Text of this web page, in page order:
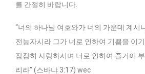
를 간절히 바랍니다.
“너의 하나님 여호와가 너의 가운데 계시
전능자시라 그가 너로 인하여 기쁨을 이
잠잠히 사랑하시며 너로 인하여 즐거이
리라” (스바냐 3:17) wec